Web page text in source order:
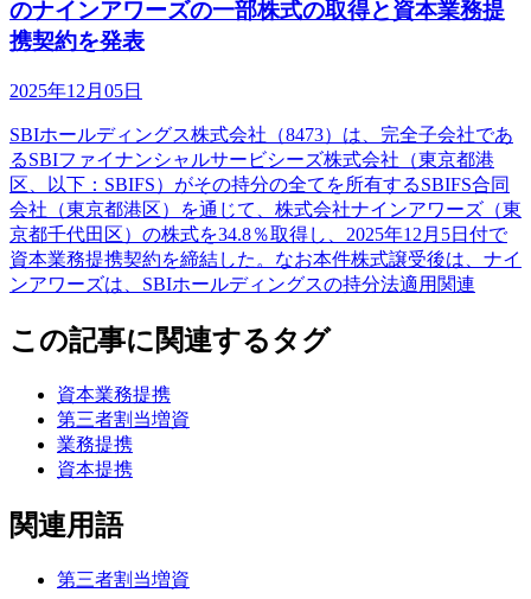
のナインアワーズの一部株式の取得と資本業務提
携契約を発表
2025年12月05日
SBIホールディングス株式会社（8473）は、完全子会社であ
るSBIファイナンシャルサービシーズ株式会社（東京都港
区、以下：SBIFS）がその持分の全てを所有するSBIFS合同
会社（東京都港区）を通じて、株式会社ナインアワーズ（東
京都千代田区）の株式を34.8％取得し、2025年12月5日付で
資本業務提携契約を締結した。なお本件株式譲受後は、ナイ
ンアワーズは、SBIホールディングスの持分法適用関連
この記事に関連するタグ
資本業務提携
第三者割当増資
業務提携
資本提携
関連用語
第三者割当増資